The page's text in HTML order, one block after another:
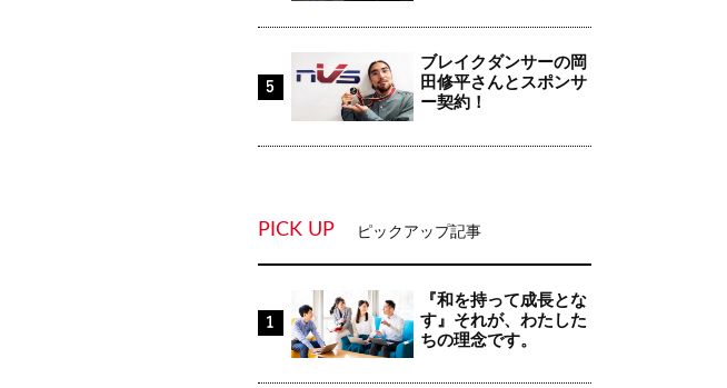
ブレイクダンサーの岡
田修平さんとスポンサ
ー契約！
PICK UP ピックアップ記事
『和を持って成長とな
す』それが、わたした
ちの理念です。